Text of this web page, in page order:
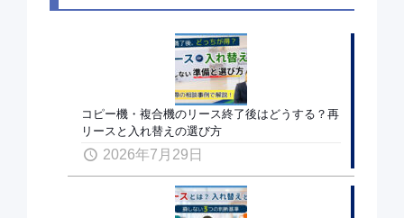
コピー機・複合機のリース終了後はどうする？再
リースと入れ替えの選び方
2026年7月29日